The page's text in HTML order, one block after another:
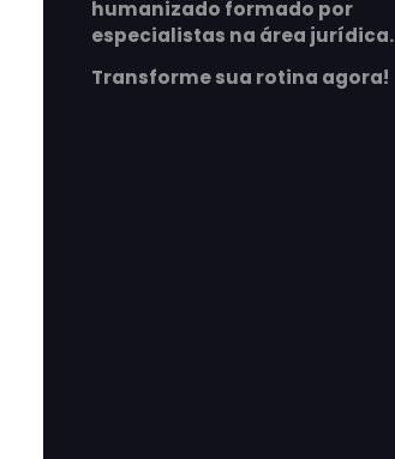
humanizado formado por
especialistas na área jurídica.
Transforme sua rotina agora!